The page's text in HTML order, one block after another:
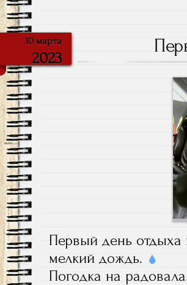
10 марта
2023
Первый день
мелкий дождь.
Погодка на